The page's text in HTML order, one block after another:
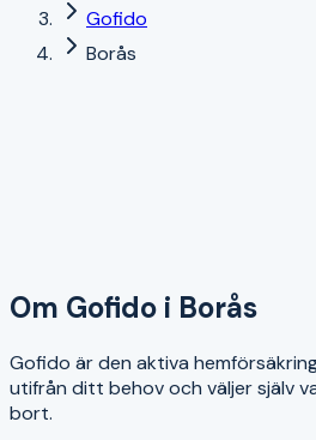
Gofido
Borås
Om Gofido i Borås
Gofido är den aktiva
utifrån ditt behov och väljer själv
bort.